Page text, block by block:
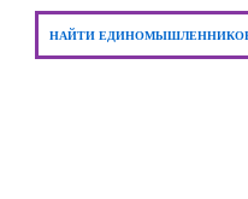
НАЙТИ